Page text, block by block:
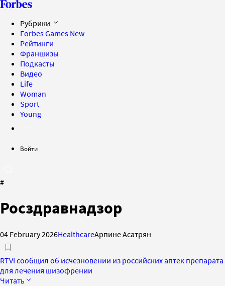
Рубрики
Forbes Games New
Рейтинги
Франшизы
Подкасты
Видео
Life
Woman
Sport
Young
Войти
#
Росздравнадзор
04 February 2026HealthcareАрпине Асатрян
RTVI сообщил об исчезновении из российских аптек препарата
для лечения шизофрении
Читать